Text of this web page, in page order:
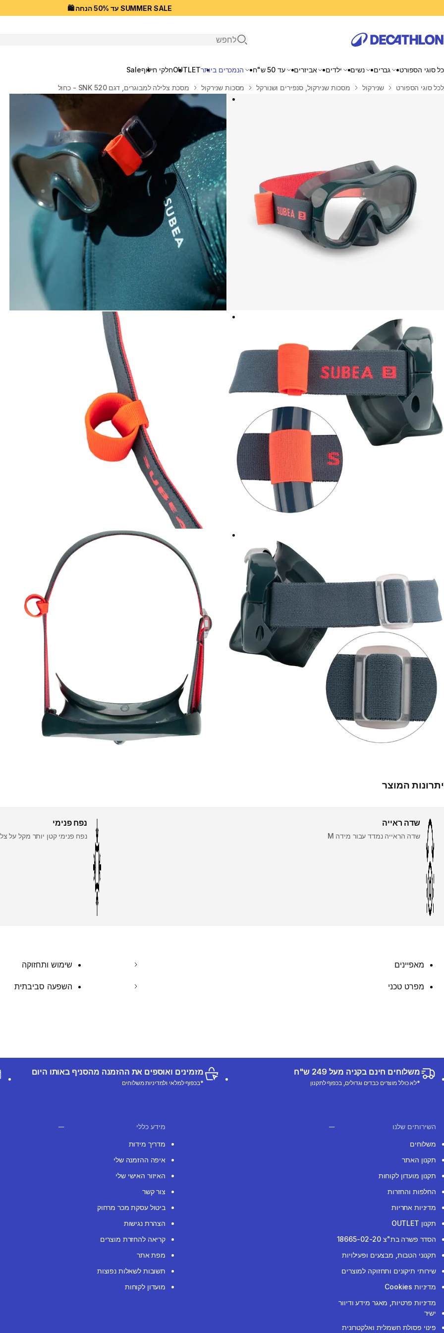
SUMMER SALE עד 50% הנחה 🛍️
פתיחת חיפוש
כל סוגי הספורט גברים נשים ילדים אביזרים עד 50 ש"ח הנמכרים ביותרOUTLETחלקי חילוףSale
בית
לכל סוגי הספורט שנירקול מסכות שנירקול, סנפירים ושנורקל מסכות שנירקול מסכת צלילה למבוגרים, דגם SNK 520 - כחול
יתרונות המוצר
שדה ראייה
שדה הראייה נמדד עבור מידה M
נפח פנימי
נפח פנימי קטן יותר מקל על
מאפיינים שימוש ותחזוקה
מפרט טכני השפעה סביבתית
משלוחים חינם בקניה מעל 249 ש"ח
*לא כולל מוצרים כבדים וגדולים, בכפוף לתקנון
מזמינים ואוספים את ההזמנה מהסניף באותו היום
*בכפוף למלאי ולמדיניות משלוחים
השירותים שלנו
משלוחים
תקנון האתר
תקנון מועדון לקוחות
החלפות והחזרות
מדיניות אחריות
תקנון OUTLET
הסדר פשרה בת"צ 18665-02-20
תקנוני הטבות, מבצעים ופעילויות
שירותי תיקונים ותחזוקה למוצרים
מדיניות Cookies
מדיניות פרטיות, מאגר מידע ודיוור
ישיר
פינוי פסולת חשמלית ואלקטרונית
מידע כללי
מדריך מידות
איפה ההזמנה שלי
האיזור האישי שלי
צור קשר
ביטול עסקת מכר מרחוק
הצהרת נגישות
קריאה להחזרת מוצרים
מפת אתר
תשובות לשאלות נפוצות
מועדון לקוחות